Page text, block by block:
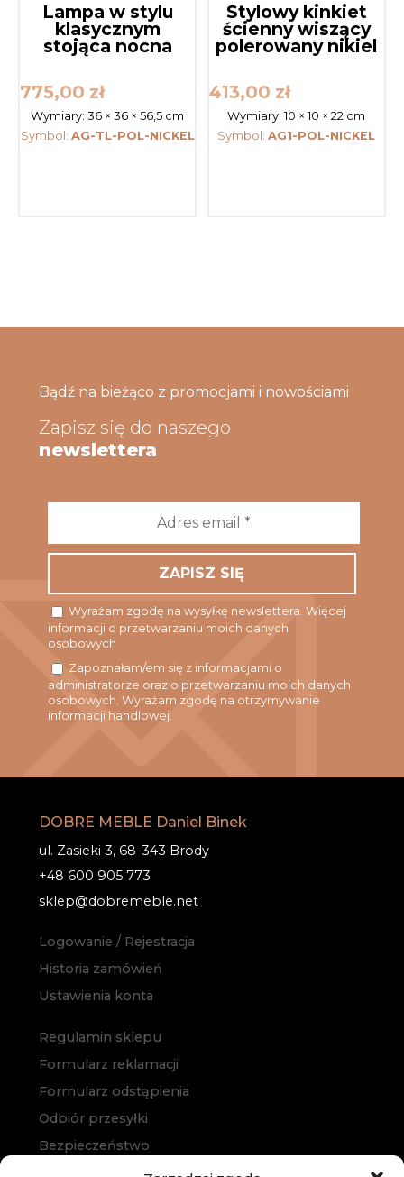
Lampa w stylu
klasycznym
stojąca nocna
775,00 zł
Wymiary:36 × 36 × 56,5 cm
Symbol: AG-TL-POL-NICKEL
Stylowy kinkiet
ścienny wiszący
polerowany nikiel
413,00 zł
Wymiary:10 × 10 × 22 cm
Symbol:AG1-POL-NICKEL
Bądź na bieżąco z promocjami i nowościami
Zapisz się do naszego
newslettera
*
Wyrażam zgodę na wysyłkę newslettera. Więcej
informacji o przetwarzaniu moich danych
osobowych
Zapoznałam/em się z informacjami o
administratorze oraz o przetwarzaniu moich danych
osobowych. Wyrażam zgodę na otrzymywanie
informacji handlowej.
DOBRE MEBLE Daniel Binek
ul. Zasieki 3, 68-343 Brody
+48 600 905 773
sklep@dobremeble.net
Logowanie / Rejestracja
Historia zamówień
Ustawienia konta
Regulamin sklepu
Formularz reklamacji
Formularz odstąpienia
Odbiór przesyłki
Bezpieczeństwo
Polityka prywatności